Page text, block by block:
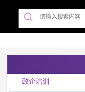
政企培训